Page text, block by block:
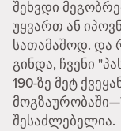
შეხვდი
უყვართ ან
სათამაშოდ. და
გინდა, ჩვენი
190-ზე მეტ
შესაძლებელია.